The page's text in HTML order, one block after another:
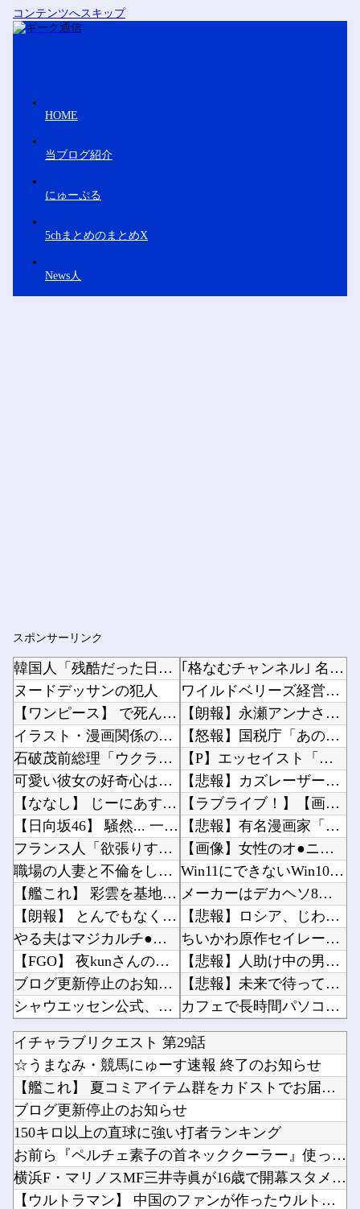
コンテンツへスキップ
HOME
当ブログ紹介
にゅーぷる
5chまとめのまとめX
News人
スポンサーリンク
韓国人「残酷だった日帝強占期前後の写真を見てみよう」
ヌードデッサンの犯人
【ワンピース】 で死んだキャラで打順組んだったｗｗｗｗ
イラスト・漫画関係の仕事してるんだけど、「拾い物ですが」とか言ってTwitterで勝手に自...
石破茂前総理「ウクライナが核放棄しなければロシア侵攻しなかった」！
可愛い彼女の好奇心は止まらない。私がピアノの鍵盤を何度か叩いてみた → すると彼女はこうな...
【ななし】 じーにあす、遊戯王で今月もダイヤ到達！『先生もう笑うしかなくなっとりますやん』...
【日向坂46】 騒然... 一般参加21歳女性、ネットニュースに
フランス人「欲張りすぎだ」中村敬斗、ランス残留の可能性を会長が示唆！移籍金が交渉の壁に.....
職場の人妻と不倫をして、ついに、、、
【艦これ】 彩雲を基地航空にいれたら半径伸びたりします？
【朗報】 とんでもなくエ●チなカステラが登場！
やる夫はマジカルチ●ポで生き抜かないといけないようです 小話「良家のお嬢様がこんな格好を無...
【FGO】 夜kunさんのモルガンイラスト！！ 蝶の羽好きです！
ブログ更新停止のお知らせ
シャウエッセン公式、こういうのでいいんだよ丼を作る
【朗報】 コエテクさん、AIライザと会話するRPGを発売ｗｗｗｗｗｗｗｗｗｗｗｗ
お前ら『ペルチェ素子の首ネッククーラー』使ったことあるか？
なぜユニフォームの選手名はアルファベット表記なの？
Powered by livedoor 相互RSS
｢格なむチャンネル｣ 名古屋飯編公開ｷﾀ━(ﾟ∀ﾟ)━!【乃木坂46】他
ワイルドベリーズ経営陣、倉庫の商品を持ち出し「ドローン攻撃で焼失した」として処理…ロシア当...
【朗報】永瀬アンナさん、公式に次世代のエースとして認められる他
【怒報】国税庁「あのさぁ！君らがちゃんと納税してくれないとこうなっちゃうけどどうする？！」...
【P】エッセイスト「原爆を二度と使わせてはならない」→リプ「もちろん中国の核も非難する？」...
【悲報】カズレーザー、車の任意保険にブチギレてしまう！！！！！！他
【ラブライブ！】【画像】映画蓮ノ空BDの収納ケースイラスト他
【悲報】有名漫画家「体重の減少が止まりません」→ファンから心配の声：26/08/07のニュ...
【画像】女性のオ●ニー事情、衝撃の事実が発覚してしまうｗｗｗｗｗｗｗ他
Win11にできないWin10PCってさ他
メーカーはデカヘソ8個保留3個返しのミドル機を出せよ！！！！他
【悲報】ロシア、じわじわと逝き始める他
ちいかわ原作セイレーン編リアルタイム勢「つまんねえ」「ゴミ」「早く終われ」「ナガノに長編は...
【悲報】人助け中の男性を「犯罪ですよ！」と責めた女性、警察が来た瞬間逃げる他
【悲報】未来で待ってる女さん、あまりにも多すぎて大渋滞に?他
カフェで長時間パソコン弄っている奴他
彼と婚約指輪を見に行った。 店員「ご予算は？」 彼氏「80万円くらいで。最大で90万円か...
スタバで大量にいるMacBookいじってるやつって何やってんの？他
【ぶいすぽ】れんくんﾓｶｻｰﾝはなびの写真集は出ない他
【るろうに剣心】劍客兵器の飛號・龍勢勇星、超ミサイル技術の持ち主なのに惜しい男を亡くした・...
失敗ゲームハード3選「ドリームキャスト」「セガサターン」他
任天堂、熊本地震を受け製品修理は無償対応（災害救助法適用地域）他
ファイアーエムブレム新作、エッチキャラ登場で始まる他
海外「あるある！」日本を旅行した外国人が患う新たな症状「日本後PTSD」に海外が大騒ぎ他
イチャラブリクエスト 第29話
☆うまなみ・競馬にゅーす速報 終了のお知らせ
【艦これ】 夏コミアイテム群をカドストでお届け！
ブログ更新停止のお知らせ
150キロ以上の直球に強い打者ランキング
お前ら『ペルチェ素子の首ネッククーラー』使ったことあるか？
横浜F・マリノスMF三井寺眞が16歳で開幕スタメン出場し最年...
【ウルトラマン】 中国のファンが作ったウルトラ問題児一覧ｗｗ...